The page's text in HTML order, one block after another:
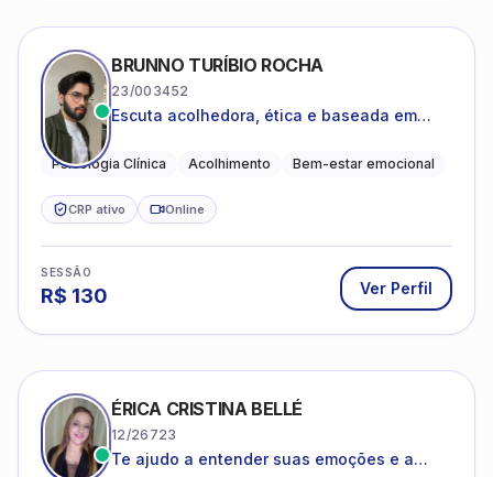
BRUNNO TURÍBIO ROCHA
23/003452
Escuta acolhedora, ética e baseada em
Psicologia Clínica Acolhimento Bem-estar emocional
CRP ativo Online
SESSÃO
R$ 130 Ver Perfil
ÉRICA CRISTINA BELLÉ
12/26723
Te ajudo a entender suas emoções e a